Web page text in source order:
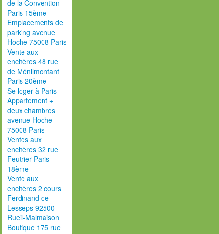
de la Convention
Paris 15ème
Emplacements de
parking avenue
Hoche 75008 Paris
Vente aux
enchères 48 rue
de Ménilmontant
Paris 20ème
Se loger à Paris
Appartement +
deux chambres
avenue Hoche
75008 Paris
Ventes aux
enchères 32 rue
Feutrier Paris
18ème
Vente aux
enchères 2 cours
Ferdinand de
Lesseps 92500
Rueil-Malmaison
Boutique 175 rue